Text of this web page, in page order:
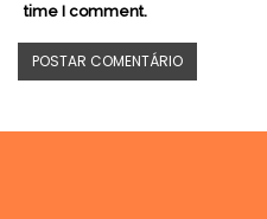
time I comment.